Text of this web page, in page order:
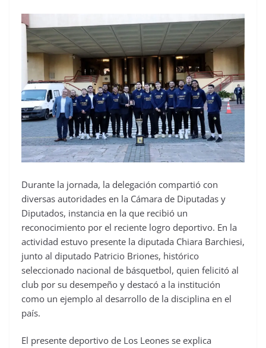
Durante la jornada, la delegación compartió con
diversas autoridades en la Cámara de Diputadas y
Diputados, instancia en la que recibió un
reconocimiento por el reciente logro deportivo. En la
actividad estuvo presente la diputada Chiara Barchiesi,
junto al diputado Patricio Briones, histórico
seleccionado nacional de básquetbol, quien felicitó al
club por su desempeño y destacó a la institución
como un ejemplo al desarrollo de la disciplina en el
país.
El presente deportivo de Los Leones se explica